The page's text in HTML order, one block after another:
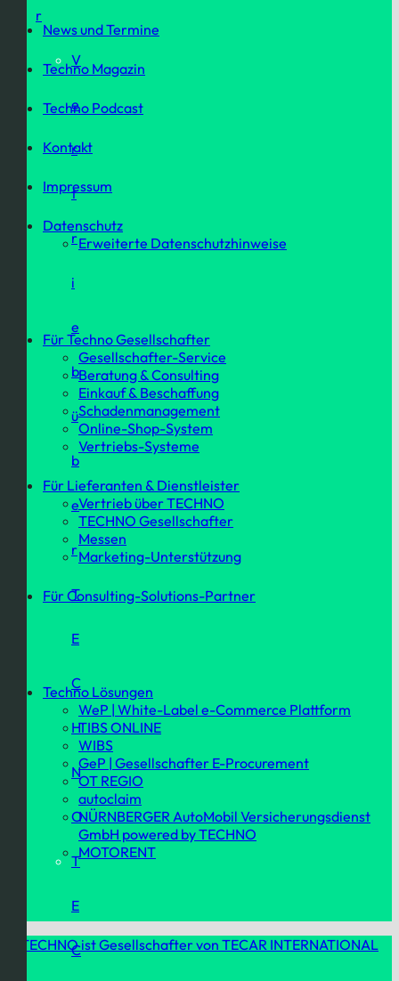
r
V
e
r
t
r
i
e
b
ü
b
e
r
T
E
C
H
N
O
T
E
C
News und Termine
Techno Magazin
Techno Podcast
Kontakt
Impressum
Datenschutz
Erweiterte Datenschutzhinweise
Für Techno Gesellschafter
Gesellschafter-Service
Beratung & Consulting
Einkauf & Beschaffung
Schadenmanagement
Online-Shop-System
Vertriebs-Systeme
Für Lieferanten & Dienstleister
Vertrieb über TECHNO
TECHNO Gesellschafter
Messen
Marketing-Unterstützung
Für Consulting-Solutions-Partner
Techno Lösungen
WeP | White-Label e-Commerce Plattform
TIBS ONLINE
WIBS
GeP | Gesellschafter E-Procurement
OT REGIO
autoclaim
NÜRNBERGER AutoMobil Versicherungsdienst
GmbH powered by TECHNO
MOTORENT
TECHNO ist Gesellschafter von TECAR INTERNATIONAL